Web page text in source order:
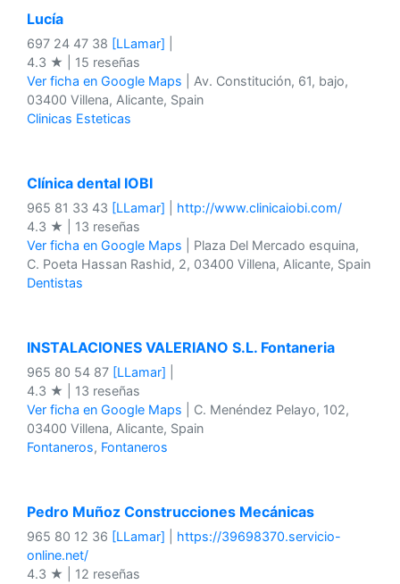
Lucía
697 24 47 38 [LLamar]
4.3 ★ | 15 reseñas
Ver ficha en Google Maps | Av. Constitución, 61, bajo,
03400 Villena, Alicante, Spain
Clinicas Esteticas
Clínica dental IOBI
965 81 33 43 [LLamar]
http://www.clinicaiobi.com/
4.3 ★ | 13 reseñas
Ver ficha en Google Maps | Plaza Del Mercado esquina,
C. Poeta Hassan Rashid, 2, 03400 Villena, Alicante, Spain
Dentistas
INSTALACIONES VALERIANO S.L. Fontaneria
965 80 54 87 [LLamar]
4.3 ★ | 13 reseñas
Ver ficha en Google Maps | C. Menéndez Pelayo, 102,
03400 Villena, Alicante, Spain
Fontaneros, Fontaneros
Pedro Muñoz Construcciones Mecánicas
965 80 12 36 [LLamar]
https://39698370.servicio-
online.net/
4.3 ★ | 12 reseñas